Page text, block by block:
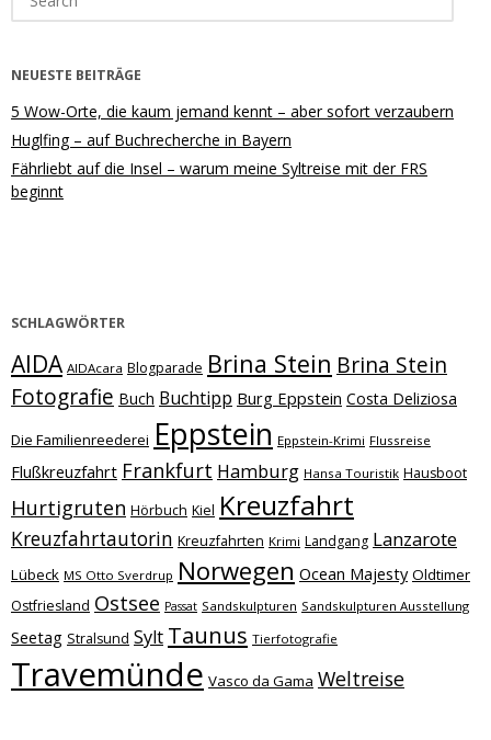
for:
NEUESTE BEITRÄGE
5 Wow-Orte, die kaum jemand kennt – aber sofort verzaubern
Huglfing – auf Buchrecherche in Bayern
Fährliebt auf die Insel – warum meine Syltreise mit der FRS
beginnt
SCHLAGWÖRTER
AIDA AIDAcara Blogparade Brina Stein Brina Stein
Fotografie Buch Buchtipp Burg Eppstein Costa Deliziosa
Die Familienreederei Eppstein Eppstein-Krimi Flussreise
Flußkreuzfahrt Frankfurt Hamburg Hansa Touristik Hausboot
Hurtigruten Hörbuch Kiel Kreuzfahrt
Kreuzfahrtautorin Kreuzfahrten Krimi Landgang Lanzarote
Lübeck MS Otto Sverdrup Norwegen Ocean Majesty Oldtimer
Ostfriesland Ostsee Passat Sandskulpturen Sandskulpturen Ausstellung
Seetag Stralsund Sylt Taunus Tierfotografie
Travemünde Vasco da Gama Weltreise